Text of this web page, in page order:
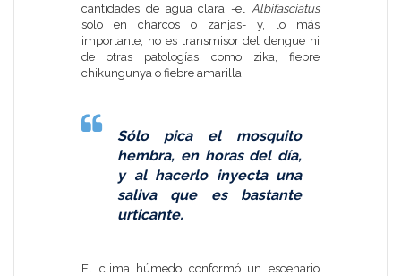
cantidades de agua clara -el Albifasciatus
solo en charcos o zanjas- y, lo más
importante, no es transmisor del dengue ni
de otras patologías como zika, fiebre
chikungunya o fiebre amarilla.
Sólo pica el mosquito
hembra, en horas del día,
y al hacerlo inyecta una
saliva que es bastante
urticante.
El clima húmedo conformó un escenario